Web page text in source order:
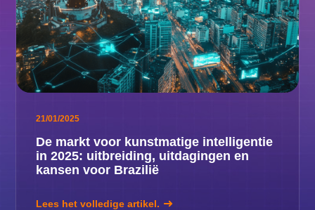
21/01/2025
De markt voor kunstmatige intelligentie
in 2025: uitbreiding, uitdagingen en
kansen voor Brazilië
Lees het volledige artikel.